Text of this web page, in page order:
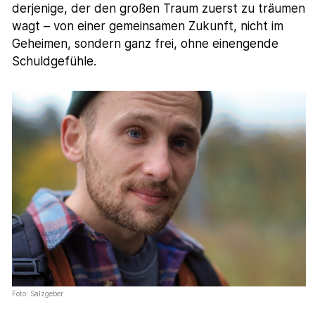
derjenige, der den großen Traum zuerst zu träumen
wagt – von einer gemeinsamen Zukunft, nicht im
Geheimen, sondern ganz frei, ohne einengende
Schuldgefühle.
Foto: Salzgeber